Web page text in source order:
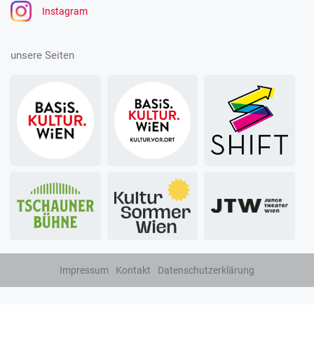
Instagram
unsere Seiten
Impressum Kontakt Datenschutzerklärung